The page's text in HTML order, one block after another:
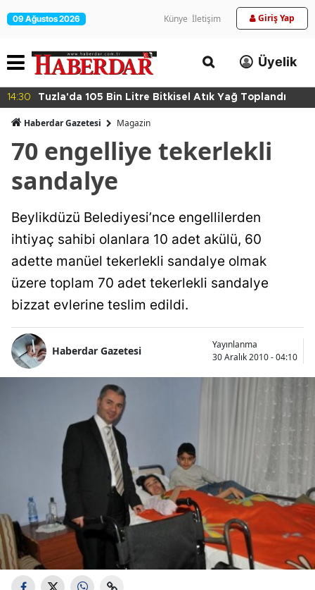
09 Ağustos 2026 Künye İletişim Giriş Yap
Üyelik
14:30 Tuzla'da 105 Bin Litre Bitkisel Atık Yağ Toplandı
Haberdar Gazetesi Magazin
70 engelliye tekerlekli
sandalye
Beylikdüzü Belediyesi’nce engellilerden
ihtiyaç sahibi olanlara 10 adet akülü, 60
adette manüel tekerlekli sandalye olmak
üzere toplam 70 adet tekerlekli sandalye
bizzat evlerine teslim edildi.
Haberdar Gazetesi
Yayınlanma
30 Aralık 2010 - 04:10